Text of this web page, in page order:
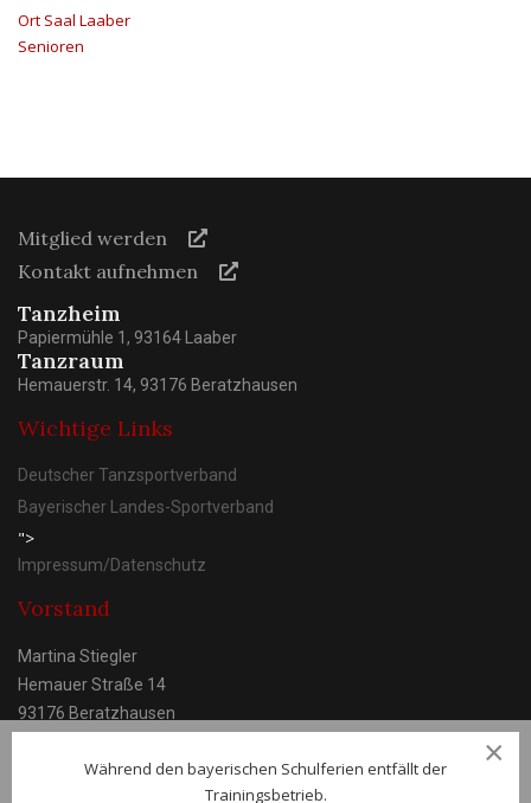
Ort Saal Laaber
Senioren
Mitglied werden
Kontakt aufnehmen
Tanzheim
Papiermühle 1, 93164 Laaber
Tanzraum
Hemauerstr. 14, 93176 Beratzhausen
Wichtige Links
Deutscher Tanzsportverband
Bayerischer Landes-Sportverband
">
Impressum/Datenschutz
Vorstand
Martina Stiegler
Hemauer Straße 14
93176 Beratzhausen
×
Während den bayerischen Schulferien entfällt der
Trainingsbetrieb.